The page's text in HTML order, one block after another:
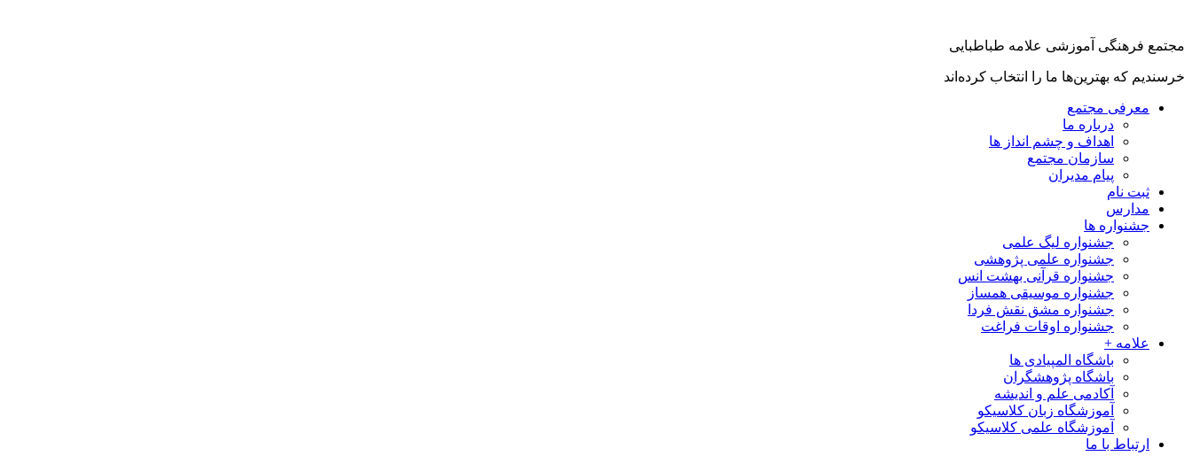
مجتمع فرهنگی آموزشی علامه طباطبایی
خرسندیم که بهترین‌ها ما را انتخاب کرده‌اند
معرفی مجتمع
درباره ما
اهداف و چشم انداز ها
سازمان مجتمع
پیام مدیران
ثبت نام
مدارس
جشنواره ها
جشنواره لیگ علمی
جشنواره علمی پژوهشی
جشنواره قرآنی بهشت انس
جشنواره موسیقی همساز
جشنواره مشق نقش فردا
جشنواره اوقات فراغت
علامه +
باشگاه المپیادی ها
باشگاه پژوهشگران
آکادمی علم و اندیشه
آموزشگاه زبان کلاسیکو
آموزشگاه علمی کلاسیکو
ارتباط با ما